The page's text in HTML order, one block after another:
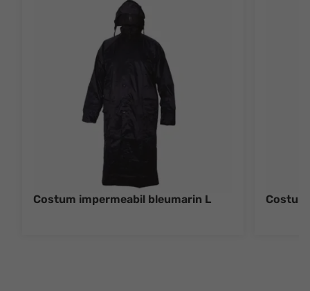
Costum impermeabil bleumarin L